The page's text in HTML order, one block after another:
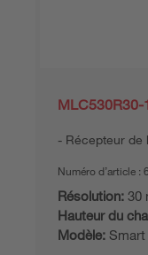
MLC530R30-
Récepteur de
Numéro d’article :
Résolution: 30
Hauteur du
Modèle: Smart